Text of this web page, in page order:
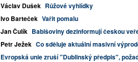
Václav Dušek Růžové vyhlídky
Ivo Barteček Vařit pomalu
Jan Čulík Babišoviny dezinformují českou
Petr Ježek Co sděluje aktuální masivní
Evropská unie zruší "Dublinský předpis",